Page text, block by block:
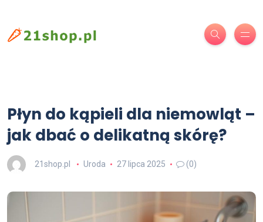
Płyn do kąpieli dla niemowląt –
jak dbać o delikatną skórę?
21shop.pl Uroda 27 lipca 2025 (0)